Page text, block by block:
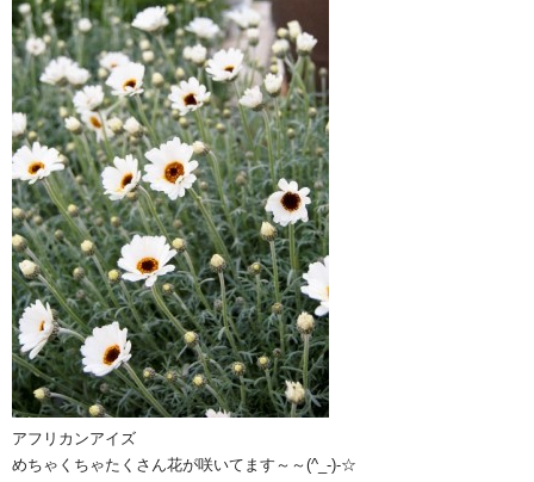
アフリカンアイズ
めちゃくちゃたくさん花が咲いてます～～(^_-)-☆